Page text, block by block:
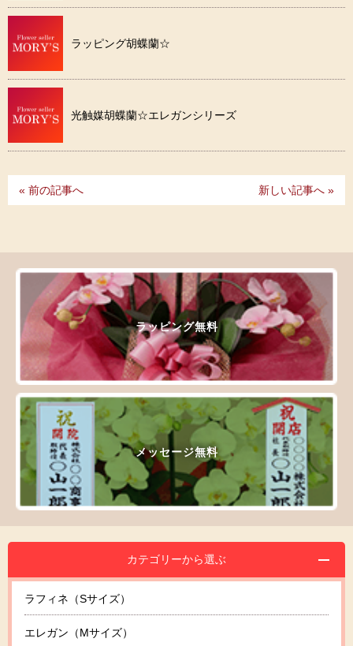
ラッピング胡蝶蘭☆
光触媒胡蝶蘭☆エレガンシリーズ
« 前の記事へ 新しい記事へ »
ラッピング無料
メッセージ無料
カテゴリーから選ぶ
ラフィネ（Sサイズ）
エレガン（Mサイズ）